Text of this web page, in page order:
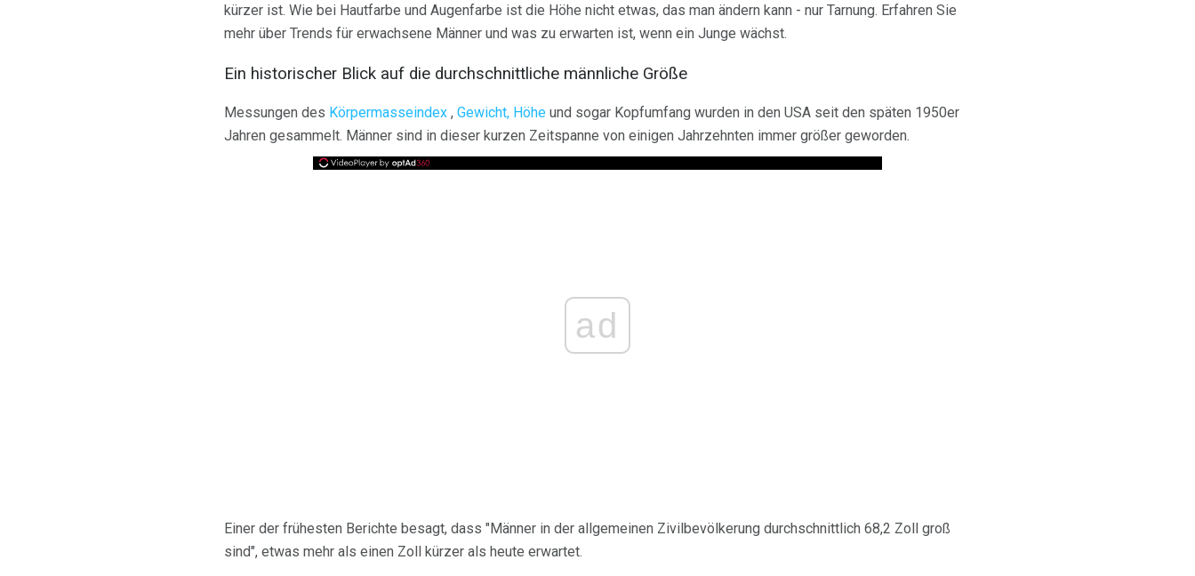
kürzer ist. Wie bei Hautfarbe und Augenfarbe ist die Höhe nicht etwas, das man ändern kann - nur Tarnung. Erfahren Sie
mehr über Trends für erwachsene Männer und was zu erwarten ist, wenn ein Junge wächst.
Ein historischer Blick auf die durchschnittliche männliche Größe
Messungen des Körpermasseindex , Gewicht, Höhe und sogar Kopfumfang wurden in den USA seit den späten 1950er
Jahren gesammelt. Männer sind in dieser kurzen Zeitspanne von einigen Jahrzehnten immer größer geworden.
ad
Einer der frühesten Berichte besagt, dass "Männer in der allgemeinen Zivilbevölkerung durchschnittlich 68,2 Zoll groß
sind", etwas mehr als einen Zoll kürzer als heute erwartet.